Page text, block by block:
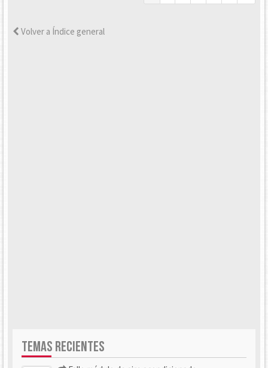
Volver a Índice general
TEMAS RECIENTES